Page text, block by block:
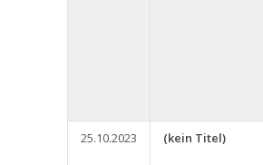
25.10.2023 (kein Titel)